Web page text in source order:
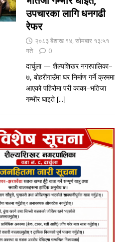
उपचारका लागि धनगढी
रेफर
२०८३ बैशाख १४, सोमबार १३:५१
गते
0
दार्चुला — शैल्यशिखर नगरपालिका–
७, बोहरीगाउँमा घर निर्माण गर्ने क्रममा
आएको पहिरोमा परी काका–भतिजा
गम्भीर घाइते [...]